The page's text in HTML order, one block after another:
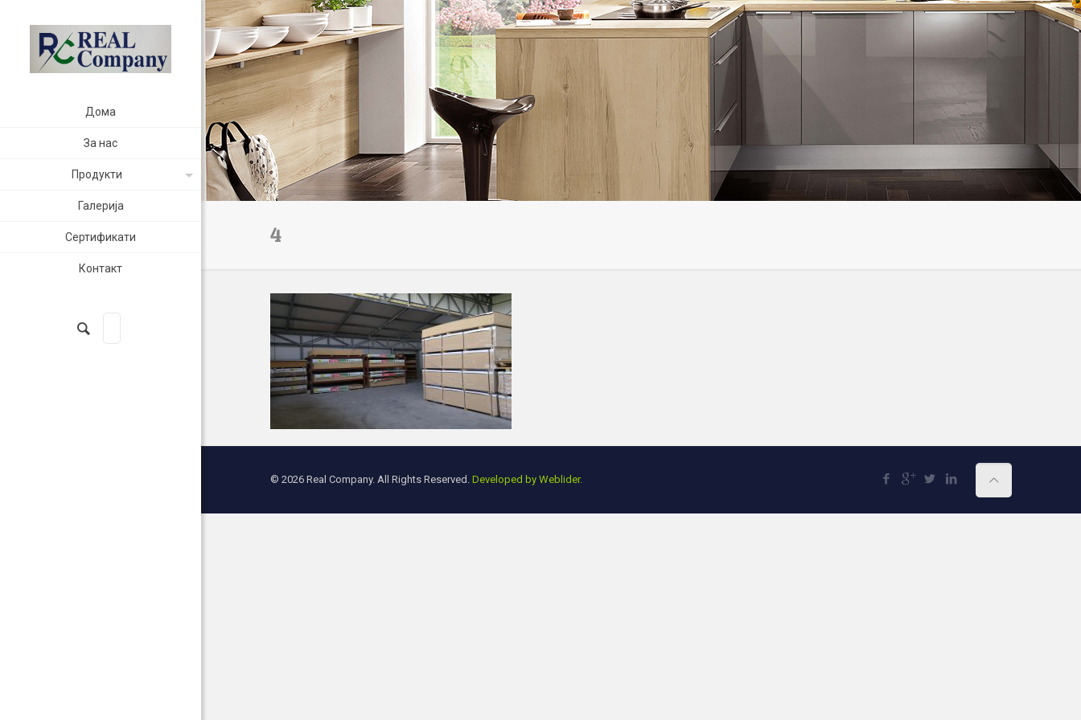
Дома
За нас
Продукти
Галерија
Сертификати
Контакт
4
© 2026 Real Company. All Rights Reserved.Developed by Weblider.